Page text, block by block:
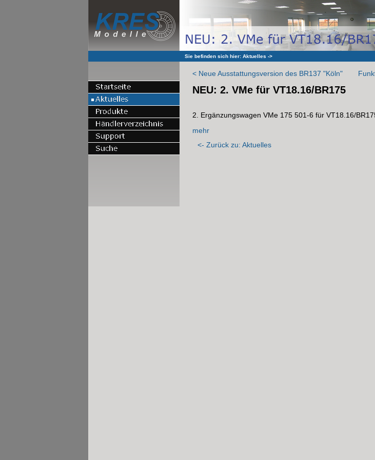
Sie befinden sich hier: Aktuelles ->
< Neue Ausstattungsversion des BR137 "Köln"
NEU: 2. VMe für VT18.16/BR175
2. Ergänzungswagen VMe 175 501-6 für VT18.16/
mehr
<- Zurück zu: Aktuelles